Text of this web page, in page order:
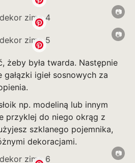
żeby była twarda. Następnie
igieł sosnowych za
np. modeliną lub innym
przyklej do niego okrąg z
szklanego pojemnika,
dekoracjami.